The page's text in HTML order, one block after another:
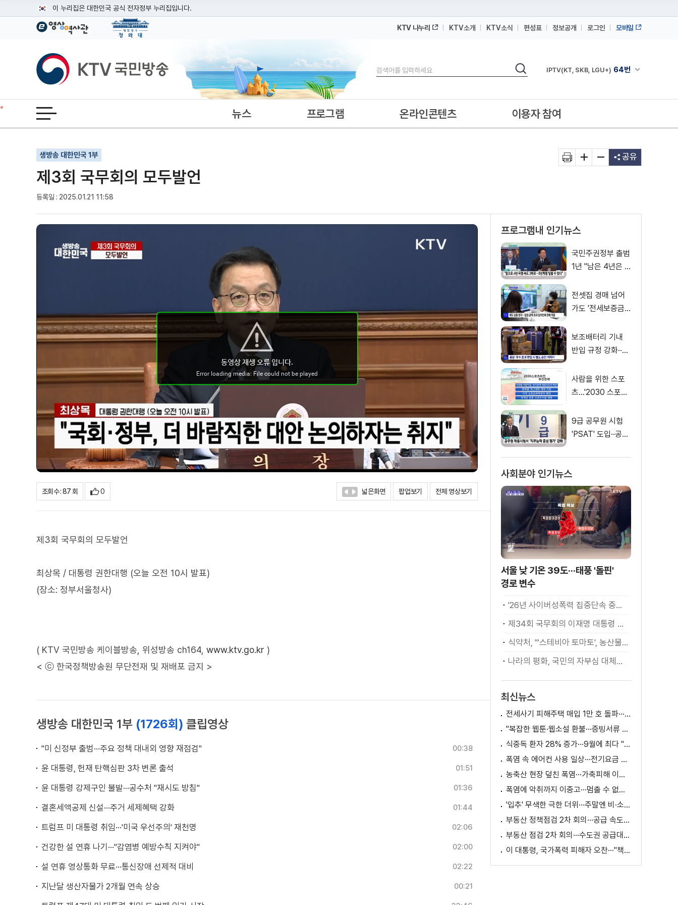
이 누리집은 대한민국 공식 전자정부 누리집입니다.
공식 누리집 주소 확인하기
이밖에 or.kr 또는 .kr등 다른 도메인 주소를 사용하고 있다면 아래 URL에서 도메인 주소를 확인해 보세요
운영중인 공식 누리집보기
KTV 나누리 KTV소개 KTV소식 편성표 정보공개 로그인 모바일
KTV국민방송
검색
검색 채널안내 펼쳐
IPTV(KT, SKB, LGU+) 64번
IPTV(KT, SKB, LGU+)
전체메뉴 열기 뉴스 프로그램 온라인콘텐츠 이용자 참여
생방송 대한민국 1부
제3회 국무회의 모두발언
등록일 : 2025.01.21 11:58
기사인쇄
글자확대
글자축소 공유
조회수 : 87 회 0 넓은화면 팝업보기 전체 영상보기
제3회 국무회의 모두발언
최상목 / 대통령 권한대행 (오늘 오전 10시 발표)
(장소: 정부서울청사)
( KTV 국민방송 케이블방송, 위성방송 ch164, www.ktv.go.kr )
< ⓒ 한국정책방송원 무단전재 및 재배포 금지 >
생방송 대한민국 1부 (1726회) 클립영상
"미 신정부 출범···주요 정책 대내외 영향 재점검" 00:38
윤 대통령, 헌재 탄핵심판 3차 변론 출석 01:51
윤 대통령 강제구인 불발···공수처 "재시도 방침" 01:36
결혼세액공제 신설···주거 세제혜택 강화 01:44
트럼프 미 대통령 취임···'미국 우선주의' 재천명 02:06
건강한 설 연휴 나기···"감염병 예방수칙 지켜야" 02:00
설 연휴 영상통화 무료···통신장애 선제적 대비 02:22
지난달 생산자물가 2개월 연속 상승 00:21
프로그램내 인기뉴스
국민주권정부 출범
1년 "남은 4년은 8
전셋집 경매 넘어
가도 '전세보증금'
보조배터리 기내
반입 규정 강화··
사람을 위한 스포
츠…'2030 스포츠
9급 공무원 시험
'PSAT' 도입··공정
사회분야 인기뉴스
서울 낮 기온 39도···태풍 '돌핀'
경로 변수
'26년 사이버성폭력 집중단속 중간성과 발표···향후 추진계획은?
제34회 국무회의 이재명 대통령 모두발언
식약처, "'스테비아 토마토', 농산물 아닌 가공식품"
나라의 평화, 국민의 자부심 대체불가 대한민국 이재명 대통령 모두말씀
최신뉴스
전세사기 피해주택 매입 1만 호 돌파···피해 지원 속도
"복잡한 웹툰·웹소설 환불···증빙서류 요구까지"
식중독 환자 28% 증가···9월에 최다 "입추 방심 금물"
폭염 속 에어컨 사용 일상···전기요금 줄이려면?
농축산 현장 덮친 폭염···가축피해 이틀 새 28만 마리↑
폭염에 악취까지 이중고···멈출 수 없는 필수노동
'입추' 무색한 극한 더위···주말엔 비·소나기
부동산 정책점검 2차 회의···공급 속도전 본격화하나
부동산 점검 2차 회의···수도권 공급대책 논의
이 대통령, 국가폭력 피해자 오찬···"책임지고 치유"